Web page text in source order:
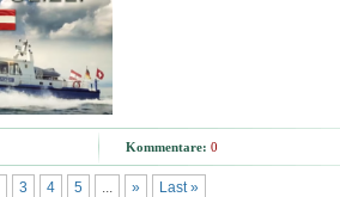
Kommentare: 0
3 4 5 ... » Last »